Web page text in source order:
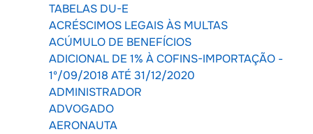
TABELAS DU-E
ACRÉSCIMOS LEGAIS ÀS MULTAS
ACÚMULO DE BENEFÍCIOS
ADICIONAL DE 1% À COFINS-IMPORTAÇÃO -
1º/09/2018 ATÉ 31/12/2020
ADMINISTRADOR
ADVOGADO
AERONAUTA